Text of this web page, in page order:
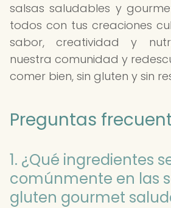
salsas saludables y
todos con tus creaciones
sabor, creatividad y
nuestra comunidad y
comer bien, sin gluten y sin
Preguntas
1. ¿Qué ingredientes
comúnmente en las
gluten gourmet